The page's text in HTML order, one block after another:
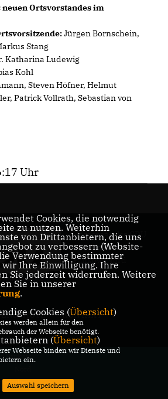
Ortsvorstandes im
Jürgen Bornschein,
Stang
Katharina Ludewig
Kohl
Steven Höfner, Helmut
Patrick Vollrath, Sebastian von
Uhr
Homepage des CDU
Ortsverbandes
Pankow-Nord
KONTAKT
Pankow
Cookies, die notwendig
zu nutzen. Weiterhin
von Drittanbietern, die uns
zu verbessern (Website-
Verwendung bestimmter
wir Ihre Einwilligung. Ihre
Sie jederzeit widerrufen. Weitere
Sie in unserer
.
Cookies (Übersicht)
werden allein für den
der Webseite benötigt.
(Übersicht)
Webseite binden wir Dienste und
ein.
Auswahl speichern